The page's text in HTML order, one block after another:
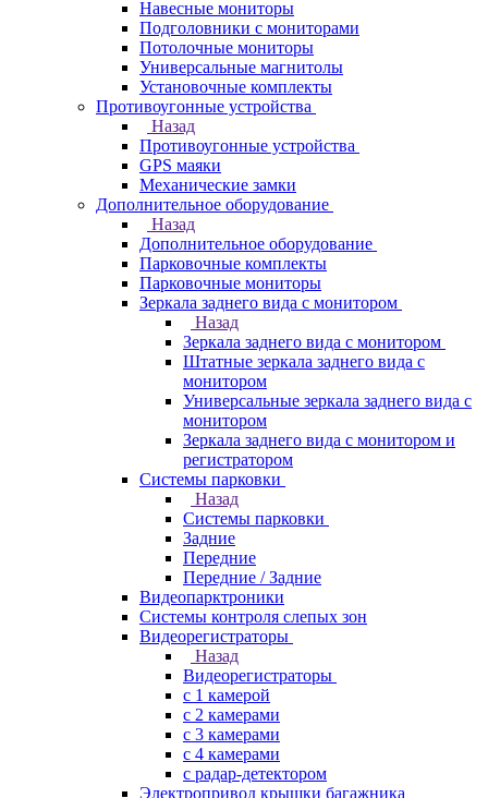
Навесные мониторы
Подголовники с мониторами
Потолочные мониторы
Универсальные магнитолы
Установочные комплекты
Противоугонные устройства
Назад
Противоугонные устройства
GPS маяки
Механические замки
Дополнительное оборудование
Назад
Дополнительное оборудование
Парковочные комплекты
Парковочные мониторы
Зеркала заднего вида с монитором
Назад
Зеркала заднего вида с монитором
Штатные зеркала заднего вида с
монитором
Универсальные зеркала заднего вида с
монитором
Зеркала заднего вида с монитором и
регистратором
Системы парковки
Назад
Системы парковки
Задние
Передние
Передние / Задние
Видеопарктроники
Системы контроля слепых зон
Видеорегистраторы
Назад
Видеорегистраторы
с 1 камерой
с 2 камерами
с 3 камерами
с 4 камерами
с радар-детектором
Электропривод крышки багажника